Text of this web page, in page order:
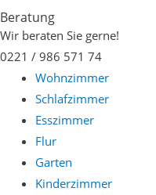
Beratung
Wir beraten Sie gerne!
0221 / 986 571 74
Wohnzimmer
Schlafzimmer
Esszimmer
Flur
Garten
Kinderzimmer